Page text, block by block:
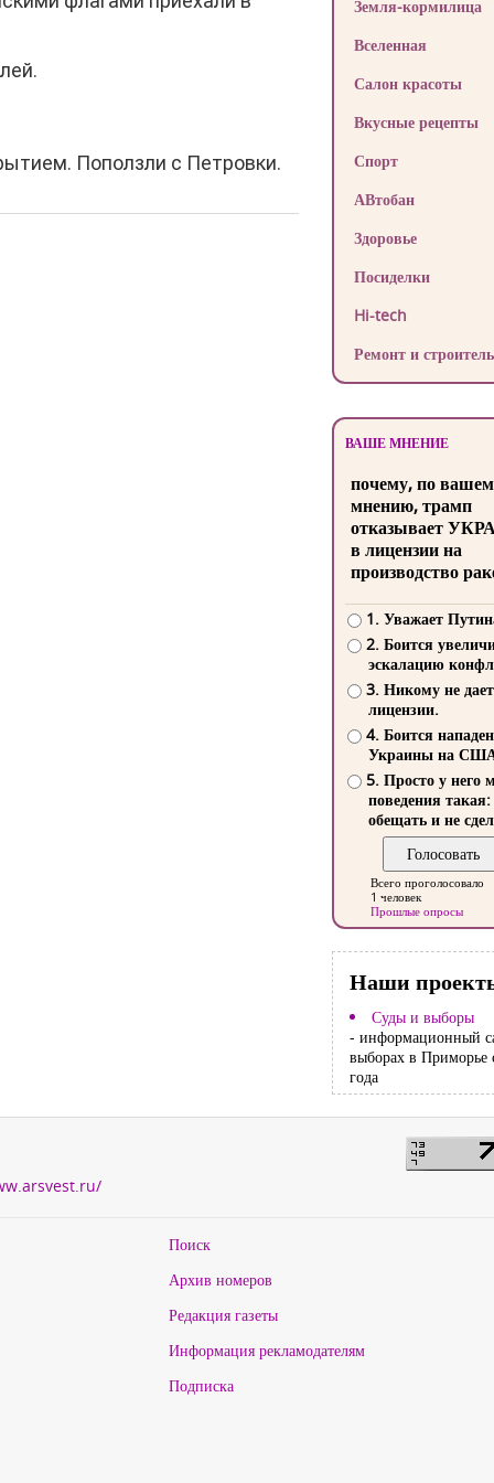
Поползли с Петровки.
Земля-кормилица
Вселенная
Салон красоты
Вкусные рецепты
Спорт
АВтобан
Здоровье
Посиделки
Hi-tech
Ремонт и
ВАШЕ МНЕНИЕ
почему, по
мнению, трамп
отказывает
в лицензии на
производство
1. Уважает
2. Боится
эскалацию
3. Никому не
лицензии.
4. Боится
Украины на
5. Просто у него
поведения такая:
обещать и не
Всего проголосовало
1 человек
Прошлые опросы
Наши
Суды и выборы
- информационный
выборах в Приморье
года
Поиск
Архив номеров
Редакция газеты
Информация рекламодателям
Подписка